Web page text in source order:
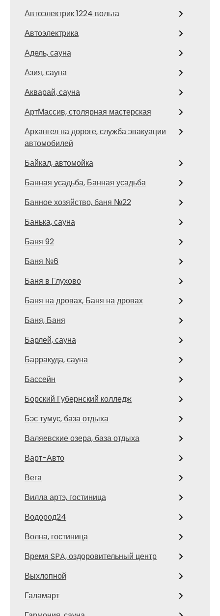
Автоэлектрик 1224 вольта
Автоэлектрика
Адель, сауна
Азия, сауна
Акварай, сауна
АртМассив, столярная мастерская
Архангел на дороге, служба эвакуации
автомобилей
Байкал, автомойка
Банная усадьба, Банная усадьба
Банное хозяйство, баня №22
Банька, сауна
Баня 92
Баня №6
Баня в Глухово
Баня на дровах, Баня на дровах
Баня, Баня
Барлей, сауна
Барракуда, сауна
Бассейн
Борский Губернский колледж
Бэс тумус, база отдыха
Валяевские озера, база отдыха
Варт-Авто
Вега
Вилла артэ, гостиница
Водород24
Волна, гостиница
Время SPA, оздоровительный центр
Выхлопной
Галамарт